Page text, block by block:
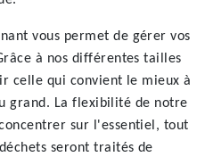
vous permet de gérer vos
à nos différentes tailles
celle qui convient le mieux à
grand. La flexibilité de notre
sur l'essentiel, tout
seront traités de